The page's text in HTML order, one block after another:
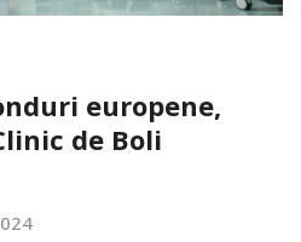
europene,
de Boli